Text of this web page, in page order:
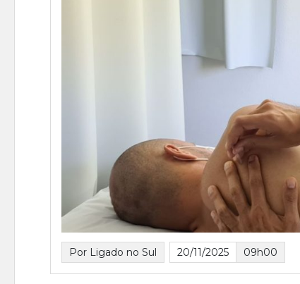
Por Ligado no Sul 20/11/2025 09h00